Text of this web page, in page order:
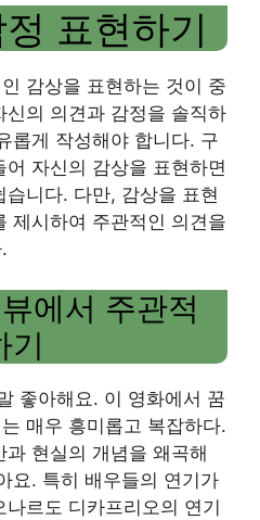
표현하기
감상을 표현하는 것이 중
신의 의견과 감정을 솔직하
롭게 작성해야 합니다. 구
자신의 감상을 표현하면
니다. 다만, 감상을 표현
제시하여 주관적인 의견을
에서 주관적
기
좋아해요. 이 영화에서 꿈
매우 흥미롭고 복잡하다.
현실의 개념을 왜곡해
요. 특히 배우들의 연기가
르도 디카프리오의 연기